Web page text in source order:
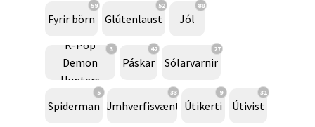
59
Fyrir börn
52
Glútenlaust
88
Jól
3
K-Pop
Demon
Hunters
42
Páskar
27
Sólarvarnir
5
Spiderman
33
Umhverfisvænt
9
Útikerti
31
Útivist